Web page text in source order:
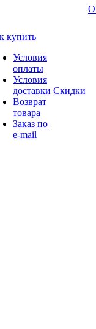
купить
Условия
оплаты
Условия
доставки
Возврат
товара
Заказ по
e-mail
Скидки
О